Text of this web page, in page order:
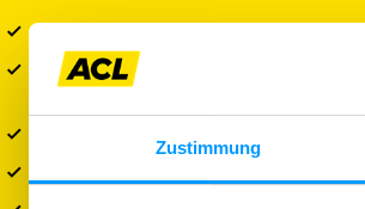
Zustimmung
Pannenhilfe/Abschleppen
Rückführung des Fahrzeugs und der
oder einer schweren Panne